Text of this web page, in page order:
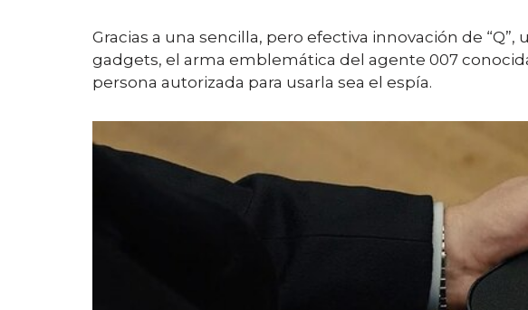
Gracias a una sencilla, pero efectiva innovación de
gadgets, el arma emblemática del agente 007
persona autorizada para usarla sea el espía.